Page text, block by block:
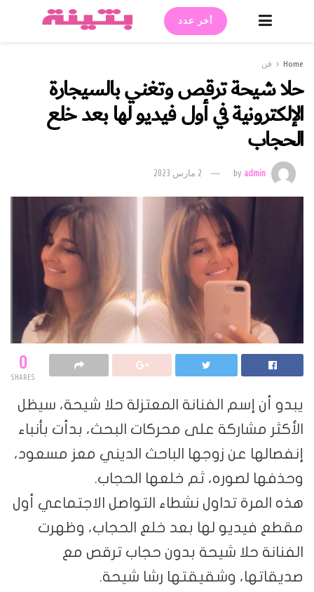
أخر عدد
Home فن
حلا شيحة ترقص وتغني بالسيجارة
الإلكترونية في أول فيديو لها بعد خلع
الحجاب
byadmin 2 مارس 2023
0
SHARES
يبدو أن إسم الفنانة المعتزلة حلا شيحة، سيظل
الأكثر مشاركة على محركات البحث، بدأت بأنباء
إنفصالها عن زوجها الباحث الديني معز مسعود،
وحذفها لصوره، ثم خلعها الحجاب.
هذه المرة تداول نشطاء التواصل الاجتماعي أول
مقطع فيديو لها بعد خلع الحجاب، وظهرت
الفنانة حلا شيحة بدون حجاب ترقص مع
صديقاتها، وشقيقتها رشا شيحة.